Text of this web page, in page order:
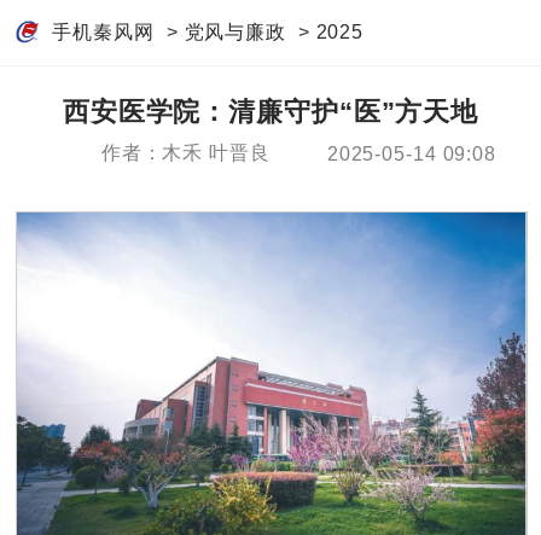
手机秦风网 > 党风与廉政 > 2025
西安医学院：清廉守护“医”方天地
作者：木禾 叶晋良 2025-05-14 09:08